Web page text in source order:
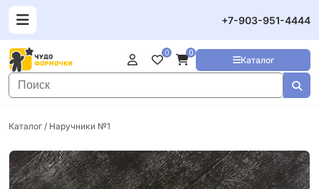
+7-903-951-4444
Каталог
0 0
Каталог / Наручники №1